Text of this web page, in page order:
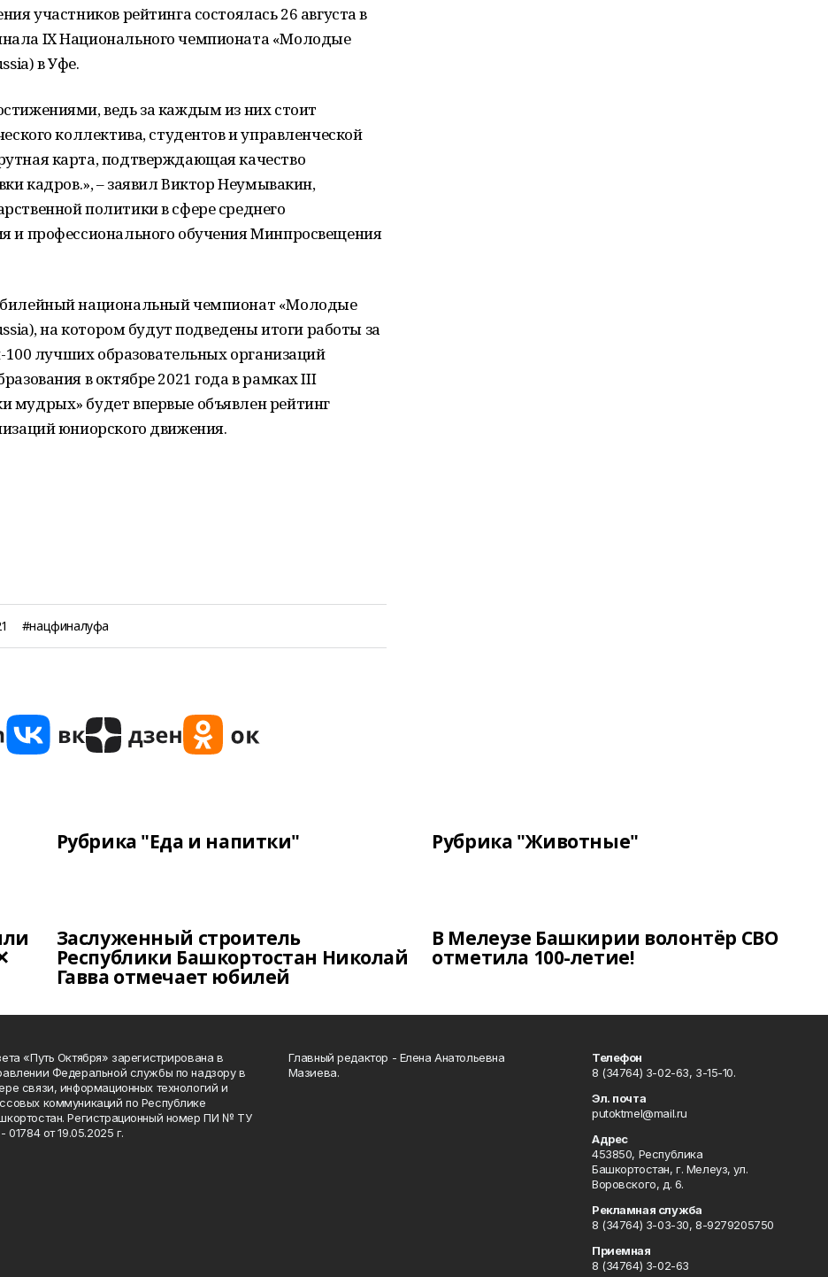
участников рейтинга состоялась 26 августа в
IX Национального чемпионата «Молодые
в Уфе.
ведь за каждым из них стоит
коллектива, студентов и управленческой
карта, подтверждающая качество
кадров.», – заявил Виктор Неумывакин,
политики в сфере среднего
и профессионального обучения Минпросвещения
национальный чемпионат «Молодые
на котором будут подведены итоги работы за
100 лучших образовательных организаций
в октябре 2021 года в рамках III
мудрых» будет впервые объявлен рейтинг
юниорского движения.
#нацфиналуфа
Рубрика "Еда и напитки" Рубрика "Животные"
Заслуженный строитель
Республики Башкортостан Николай
Гавва отмечает юбилей
В Мелеузе Башкирии волонтёр СВО
отметила 100-летие!
«Путь Октября» зарегистрирована в
Федеральной службы по надзору в
связи, информационных технологий и
коммуникаций по Республике
Регистрационный номер ПИ № ТУ
01784 от 19.05.2025 г.
Главный редактор - Елена Анатольевна
Мазиева.
Телефон
8 (34764) 3-02-63, 3-15-10.
Эл. почта
putoktmel@mail.ru
Адрес
453850, Республика
Башкортостан, г. Мелеуз, ул.
Воровского, д. 6.
Рекламная служба
8 (34764) 3-03-30, 8-9279205750
Приемная
8 (34764) 3-02-63